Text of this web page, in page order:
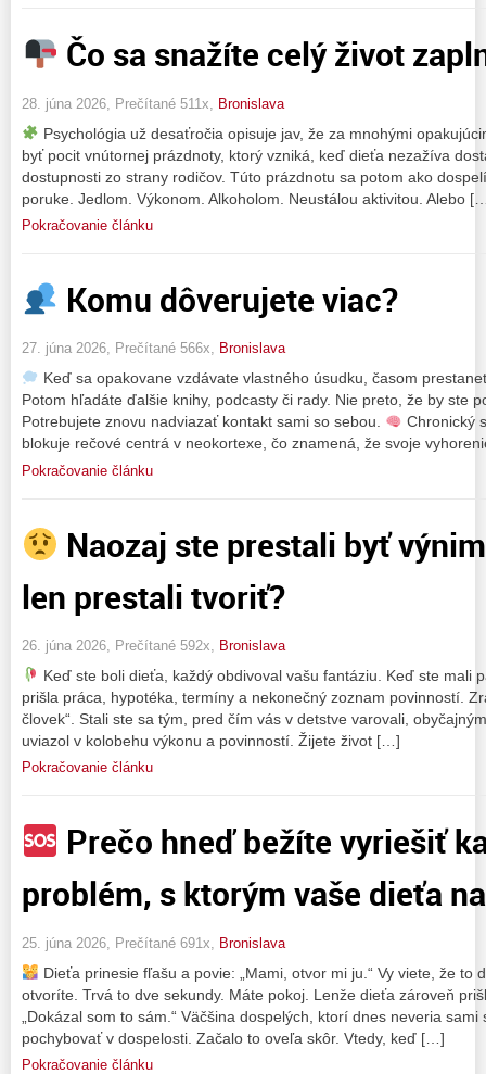
Čo sa snažíte celý život
28. júna 2026, Prečítané 511x, Bronislava
Psychológia už desaťročia opisuje jav, že za mnohými
byť pocit vnútornej prázdnoty, ktorý vzniká, keď dieťa nezažíva
dostupnosti zo strany rodičov. Túto prázdnotu sa potom ako
poruke. Jedlom. Výkonom. Alkoholom. Neustálou aktivitou. Alebo
Pokračovanie článku
Komu dôverujete viac?
27. júna 2026, Prečítané 566x, Bronislava
Keď sa opakovane vzdávate vlastného úsudku, časom
Potom hľadáte ďalšie knihy, podcasty či rady. Nie preto, že by ste
Potrebujete znovu nadviazať kontakt sami so sebou.
Chronický
blokuje rečové centrá v neokortexe, čo znamená, že svoje
Pokračovanie článku
Naozaj ste prestali byť
len prestali tvoriť?
26. júna 2026, Prečítané 592x, Bronislava
Keď ste boli dieťa, každý obdivoval vašu fantáziu. Keď ste mali
prišla práca, hypotéka, termíny a nekonečný zoznam povinností.
človek“. Stali ste sa tým, pred čím vás v detstve varovali,
uviazol v kolobehu výkonu a povinností. Žijete život […]
Pokračovanie článku
Prečo hneď bežíte vyriešiť
problém, s ktorým vaše dieťa
25. júna 2026, Prečítané 691x, Bronislava
Dieťa prinesie fľašu a povie: „Mami, otvor mi ju.“ Vy viete, že to
otvoríte. Trvá to dve sekundy. Máte pokoj. Lenže dieťa zároveň
„Dokázal som to sám.“ Väčšina dospelých, ktorí dnes neveria
pochybovať v dospelosti. Začalo to oveľa skôr. Vtedy, keď […]
Pokračovanie článku